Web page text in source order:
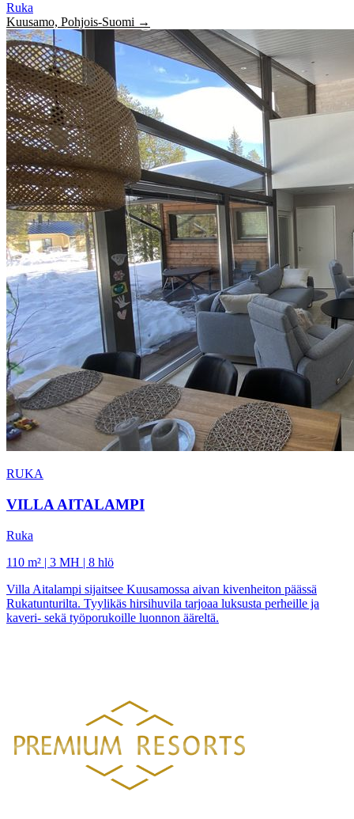
Ruka
Kuusamo, Pohjois-Suomi →
RUKA
VILLA AITALAMPI
Ruka
110 m² | 3 MH | 8 hlö
Villa Aitalampi sijaitsee Kuusamossa aivan kivenheiton päässä
Rukatunturilta. Tyylikäs hirsihuvila tarjoaa luksusta perheille ja
kaveri- sekä työporukoille luonnon ääreltä.